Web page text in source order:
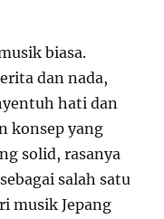
biasa.
dan nada,
hati dan
konsep yang
solid, rasanya
salah satu
musik Jepang